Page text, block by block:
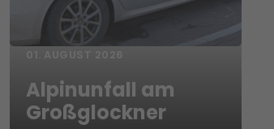
Alpinunfall am
Großglockner